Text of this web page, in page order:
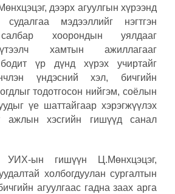
дээрх агуулгын хүрээнд
мэдээллийг нэгтгэн
хоорондын уялдааг
хамтын ажиллагааг
бодит үр дүнд хүрэх учиртайг
үндэсний хэл, бичгийн
тодотгосон нийгэм, соёлын
үе шаттайгаар хэрэгжүүлэх
ажлын хэсгийн гишүүд санал
ын гишүүн Ц.Мөнхцэцэг,
холбогдуулан сургалтын
агуулгаас гадна заах арга